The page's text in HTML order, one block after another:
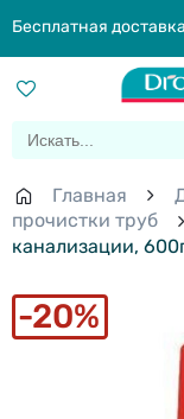
Бесплатная
Главная
прочистки труб
канализации,
20%